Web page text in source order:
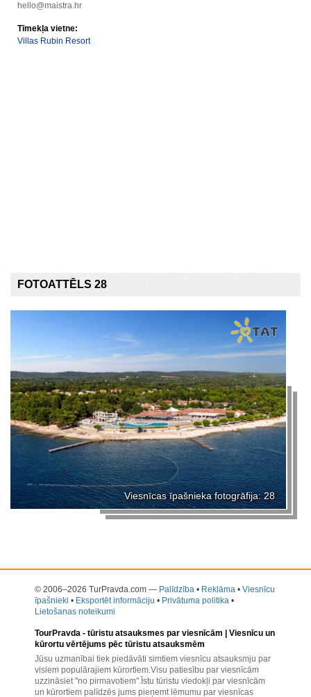
hello@maistra.hr
Tīmekļa vietne:
Villas Rubin Resort
FOTOATTĒLS 28
Viesnīcas īpašnieka fotogrāfija: 28
© 2006–2026 TurPravda.com — Palīdzība • Reklāma • Viesnīcu
īpašnieki • Eksportēt informāciju • Privātuma politika •
Lietošanas noteikumi
TourPravda - tūristu atsauksmes par viesnīcām | Viesnīcu un
kūrortu vērtējums pēc tūristu atsauksmēm
Jūsu uzmanībai tiek piedāvāti simtiem viesnīcu atsauksmju par
visiem populārajiem kūrortiem.Visu patiesību par viesnīcām
uzzināsiet "no pirmavotiem".Īstu tūristu viedokļi par viesnīcām
un kūrortiem palīdzēs jums pieņemt lēmumu par viesnīcas